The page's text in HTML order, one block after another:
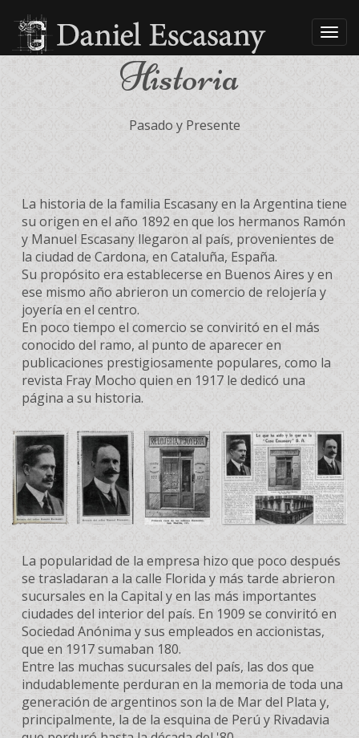
Historia
Pasado y Presente
La historia de la familia Escasany en la Argentina tiene
su origen en el año 1892 en que los hermanos Ramón
y Manuel Escasany llegaron al país, provenientes de
la ciudad de Cardona, en Cataluña, España.
Su propósito era establecerse en Buenos Aires y en
ese mismo año abrieron un comercio de relojería y
joyería en el centro.
En poco tiempo el comercio se conviritó en el más
conocido del ramo, al punto de aparecer en
publicaciones prestigiosamente populares, como la
revista Fray Mocho quien en 1917 le dedicó una
página a su historia.
La popularidad de la empresa hizo que poco después
se trasladaran a la calle Florida y más tarde abrieron
sucursales en la Capital y en las más importantes
ciudades del interior del país. En 1909 se conviritó en
Sociedad Anónima y sus empleados en accionistas,
que en 1917 sumaban 180.
Entre las muchas sucursales del país, las dos que
indudablemente perduran en la memoria de toda una
generación de argentinos son la de Mar del Plata y,
principalmente, la de la esquina de Perú y Rivadavia